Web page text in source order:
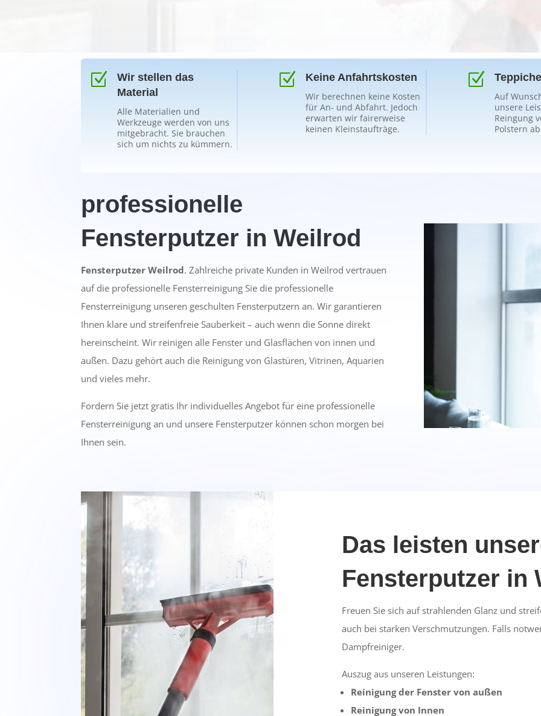
Z
Wir stellen das
Material
Alle Materialien und
Werkzeuge werden von uns
mitgebracht. Sie brauchen
sich um nichts zu kümmern.
Z Keine Anfahrtskosten
Wir berechnen keine Kosten
für An- und Abfahrt. Jedoch
erwarten wir fairerweise
keinen Kleinstaufträge.
Z
Auf
unsere
Reingung
Polstern
professionelle
Fensterputzer in Weilrod
Fensterputzer Weilrod. Zahlreiche private Kunden in Weilrod vertrauen
auf die professionelle Fensterreinigung Sie die professionelle
Fensterreinigung unseren geschulten Fensterputzern an. Wir garantieren
Ihnen klare und streifenfreie Sauberkeit – auch wenn die Sonne direkt
hereinscheint. Wir reinigen alle Fenster und Glasflächen von innen und
außen. Dazu gehört auch die Reinigung von Glastüren, Vitrinen, Aquarien
und vieles mehr.
Fordern Sie jetzt gratis Ihr individuelles Angebot für eine professionelle
Fensterreinigung an und unsere Fensterputzer können schon morgen bei
Ihnen sein.
Das leisten
Fensterputzer in
Freuen Sie sich auf strahlenden Glanz und
auch bei starken Verschmutzungen. Falls
Dampfreiniger.
Auszug aus unseren Leistungen:
Reinigung der Fenster von außen
Reinigung von Innen